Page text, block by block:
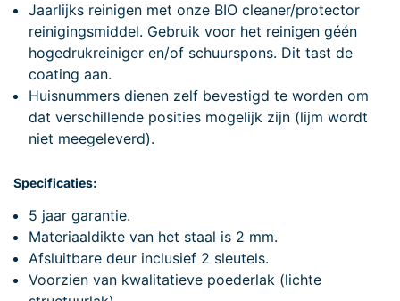
Jaarlijks reinigen met onze BIO cleaner/protector
reinigingsmiddel. Gebruik voor het reinigen géén
hogedrukreiniger en/of schuurspons. Dit tast de
coating aan.
Huisnummers dienen zelf bevestigd te worden om
dat verschillende posities mogelijk zijn (lijm wordt
niet meegeleverd).
Specificaties:
5 jaar garantie.
Materiaaldikte van het staal is 2 mm.
Afsluitbare deur inclusief 2 sleutels.
Voorzien van kwalitatieve poederlak (lichte